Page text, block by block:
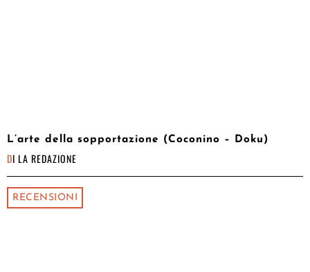
L’arte della sopportazione (Coconino – Doku)
DI LA REDAZIONE
RECENSIONI